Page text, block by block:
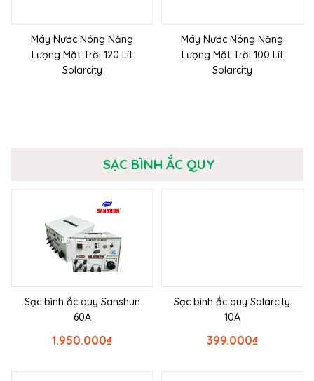
Máy Nước Nóng Năng
Lượng Mặt Trời 120 Lít
Solarcity
Máy Nước Nóng Năng
Lượng Mặt Trời 100 Lít
Solarcity
SẠC BÌNH ẮC QUY
Sạc bình ắc quy Sanshun
60A
₫
1.950.000
Sạc bình ắc quy Solarcity
10A
₫
399.000